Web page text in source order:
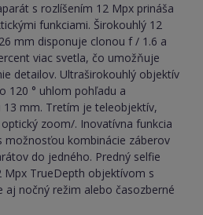
s rozlíšením 12 Mpx prináša
funkciami. Širokouhlý 12
mm disponuje clonou f / 1.6 a
viac svetla, čo umožňuje
detailov. Ultraširokouhlý objektív
120 ° uhlom pohľadu a
mm. Tretím je teleobjektív,
zoom/. Inovatívna funkcia
možnosťou kombinácie záberov
do jedného. Predný selfie
TrueDepth objektívom s
nočný režim alebo časozberné